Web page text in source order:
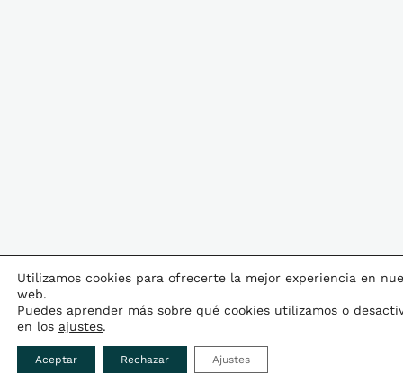
Utilizamos cookies para ofrecerte la mejor experiencia en
web.
Puedes aprender más sobre qué cookies utilizamos o
en los ajustes.
Aceptar Rechazar Ajustes